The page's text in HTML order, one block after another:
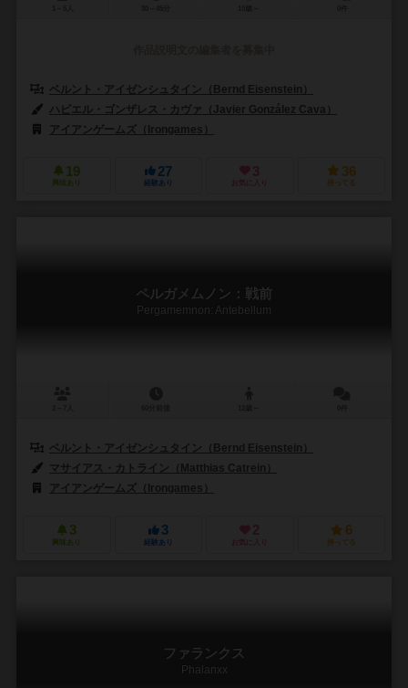
ベルント・アイゼンシュタイン（Bernd Eisenstein）
ハビエル・ゴンザレス・カヴァ（Javier González Cava）
アイアンゲームズ（Irongames）
19
興味あり
27
経験あり
3
お気に入り
36
持ってる
ペルガメムノン：戦前
Pergamemnon: Antebellum
ベルント・アイゼンシュタイン（Bernd Eisenstein）
マサイアス・カトライン（Matthias Catrein）
アイアンゲームズ（Irongames）
3
興味あり
3
経験あり
2
お気に入り
6
持ってる
ファランクス
Phalanxx